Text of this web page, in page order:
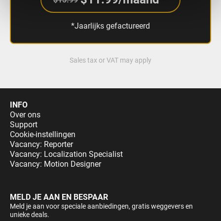
*Jaarlijks gefactureerd
Sales tax or VAT may apply
INFO
Over ons
Support
Cookie-instellingen
Vacancy: Reporter
Vacancy: Localization Specialist
Vacancy: Motion Designer
MELD JE AAN EN BESPAAR
Meld je aan voor speciale aanbiedingen, gratis weggevers en
unieke deals.